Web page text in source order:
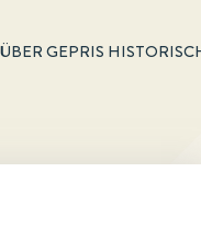
ÜBER GEPRIS